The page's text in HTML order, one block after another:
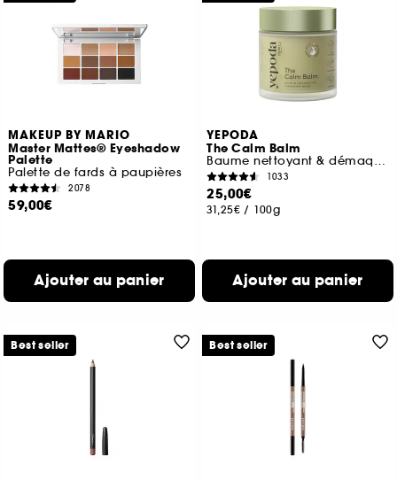
MAKEUP BY MARIO
Master Mattes® Eyeshadow
Palette
Palette de fards à paupières
2078
59,00€
Ajouter au panier
YEPODA
The Calm Balm
Baume nettoyant & démaquillant doux aux huiles d'olive et de coc
1033
25,00€
31,25€ / 100g
Ajouter au panier
Best seller Best seller